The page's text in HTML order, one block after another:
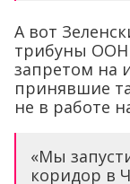
А вот
трибуны ООН
запретом на
принявшие
не в работе
«Мы
коридор в